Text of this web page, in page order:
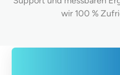
wir 100 %